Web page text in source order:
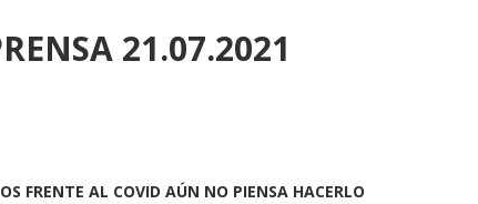
21.07.2021
FRENTE AL COVID AÚN NO PIENSA HACERLO